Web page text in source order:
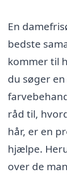
En
bedste
kommer til
du søger
råd til,
hår, er en
hjælpe.
over de